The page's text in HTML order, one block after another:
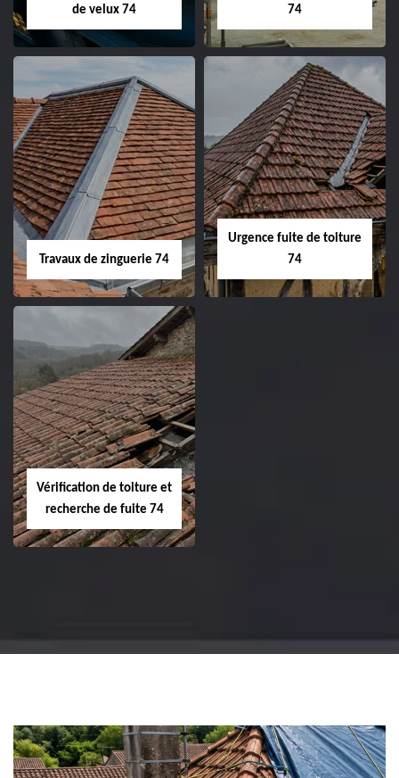
de velux 74
74
Travaux de zinguerie 74
Urgence fuite de toiture
74
Vérification de toiture et
recherche de fuite 74